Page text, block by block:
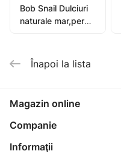
Bob Snail Dulciuri
naturale mar,pere
Înapoi la lista
Magazin online
Companie
Informaţii